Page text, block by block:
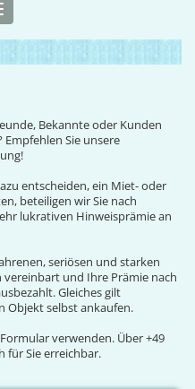
Bekannte oder Kunden
Sie unsere
entscheiden, ein Miet- oder
beteiligen wir Sie nach
lukrativen Hinweisprämie an
seriösen und starken
und Ihre Prämie nach
Gleiches gilt
Objekt selbst ankaufen.
verwenden. Über +49
für Sie erreichbar.